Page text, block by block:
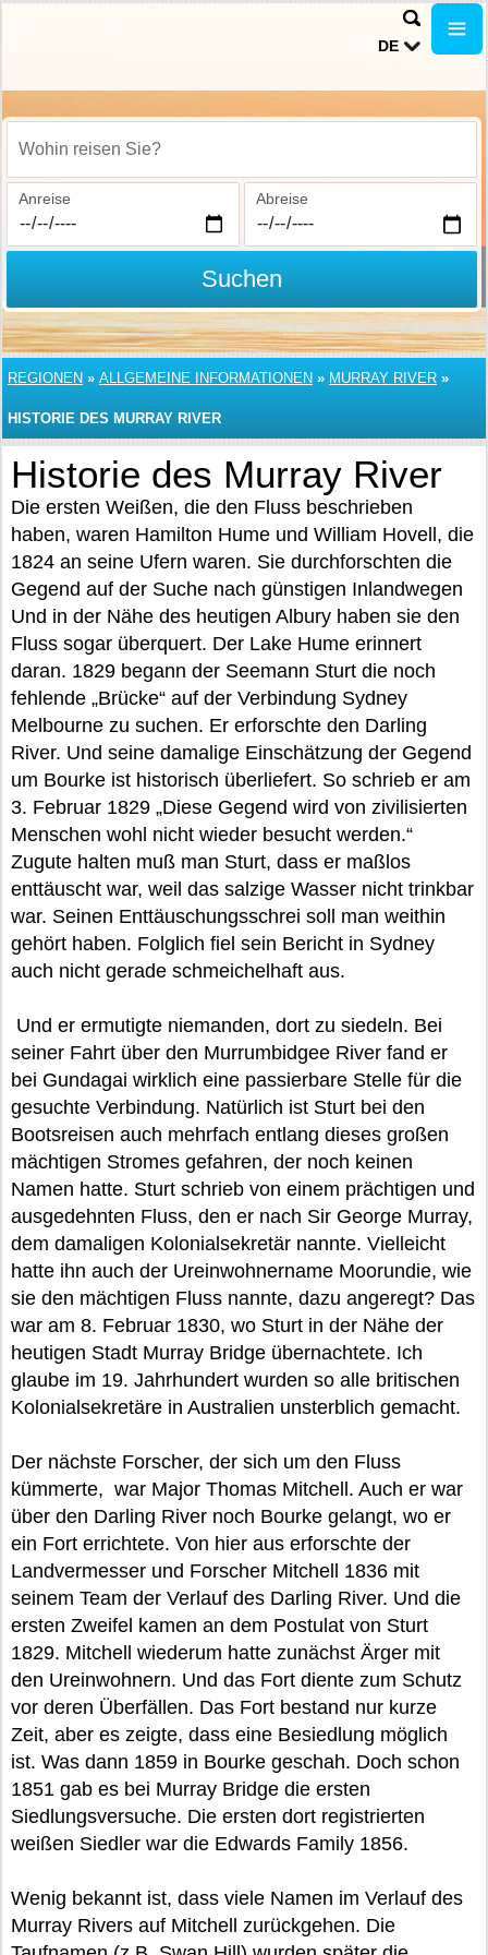
DE
Wohin reisen Sie?
Anreise Abreise
Suchen
REGIONEN » ALLGEMEINE INFORMATIONEN » MURRAY RIVER »
HISTORIE DES MURRAY RIVER
Historie des Murray River
Die ersten Weißen, die den Fluss beschrieben
haben, waren Hamilton Hume und William Hovell, die
1824 an seine Ufern waren. Sie durchforschten die
Gegend auf der Suche nach günstigen Inlandwegen
Und in der Nähe des heutigen Albury haben sie den
Fluss sogar überquert. Der Lake Hume erinnert
daran. 1829 begann der Seemann Sturt die noch
fehlende „Brücke“ auf der Verbindung Sydney
Melbourne zu suchen. Er erforschte den Darling
River. Und seine damalige Einschätzung der Gegend
um Bourke ist historisch überliefert. So schrieb er am
3. Februar 1829 „Diese Gegend wird von zivilisierten
Menschen wohl nicht wieder besucht werden.“
Zugute halten muß man Sturt, dass er maßlos
enttäuscht war, weil das salzige Wasser nicht trinkbar
war. Seinen Enttäuschungsschrei soll man weithin
gehört haben. Folglich fiel sein Bericht in Sydney
auch nicht gerade schmeichelhaft aus.
Und er ermutigte niemanden, dort zu siedeln. Bei
seiner Fahrt über den Murrumbidgee River fand er
bei Gundagai wirklich eine passierbare Stelle für die
gesuchte Verbindung. Natürlich ist Sturt bei den
Bootsreisen auch mehrfach entlang dieses großen
mächtigen Stromes gefahren, der noch keinen
Namen hatte. Sturt schrieb von einem prächtigen und
ausgedehnten Fluss, den er nach Sir George Murray,
dem damaligen Kolonialsekretär nannte. Vielleicht
hatte ihn auch der Ureinwohnername Moorundie, wie
sie den mächtigen Fluss nannte, dazu angeregt? Das
war am 8. Februar 1830, wo Sturt in der Nähe der
heutigen Stadt Murray Bridge übernachtete. Ich
glaube im 19. Jahrhundert wurden so alle britischen
Kolonialsekretäre in Australien unsterblich gemacht.
Der nächste Forscher, der sich um den Fluss
kümmerte, war Major Thomas Mitchell. Auch er war
über den Darling River noch Bourke gelangt, wo er
ein Fort errichtete. Von hier aus erforschte der
Landvermesser und Forscher Mitchell 1836 mit
seinem Team der Verlauf des Darling River. Und die
ersten Zweifel kamen an dem Postulat von Sturt
1829. Mitchell wiederum hatte zunächst Ärger mit
den Ureinwohnern. Und das Fort diente zum Schutz
vor deren Überfällen. Das Fort bestand nur kurze
Zeit, aber es zeigte, dass eine Besiedlung möglich
ist. Was dann 1859 in Bourke geschah. Doch schon
1851 gab es bei Murray Bridge die ersten
Siedlungsversuche. Die ersten dort registrierten
weißen Siedler war die Edwards Family 1856.
Wenig bekannt ist, dass viele Namen im Verlauf des
Murray Rivers auf Mitchell zurückgehen. Die